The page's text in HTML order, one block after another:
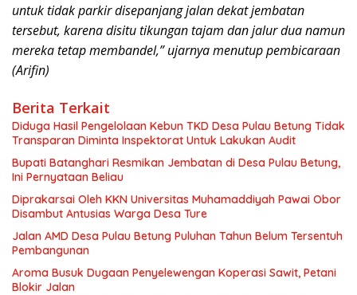
untuk tidak parkir disepanjang jalan dekat jembatan
tersebut, karena disitu tikungan tajam dan jalur dua namun
mereka tetap membandel,” ujarnya menutup pembicaraan
(Arifin)
Berita Terkait
Diduga Hasil Pengelolaan Kebun TKD Desa Pulau Betung Tidak
Transparan Diminta Inspektorat Untuk Lakukan Audit
Bupati Batanghari Resmikan Jembatan di Desa Pulau Betung,
Ini Pernyataan Beliau
Diprakarsai Oleh KKN Universitas Muhamaddiyah Pawai Obor
Disambut Antusias Warga Desa Ture
Jalan AMD Desa Pulau Betung Puluhan Tahun Belum Tersentuh
Pembangunan
Aroma Busuk Dugaan Penyelewengan Koperasi Sawit, Petani
Blokir Jalan